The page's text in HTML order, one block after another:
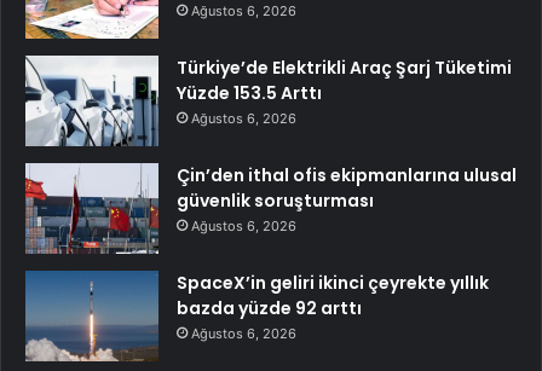
Ağustos 6, 2026
Türkiye’de Elektrikli Araç Şarj Tüketimi
Yüzde 153.5 Arttı
Ağustos 6, 2026
Çin’den ithal ofis ekipmanlarına ulusal
güvenlik soruşturması
Ağustos 6, 2026
SpaceX’in geliri ikinci çeyrekte yıllık
bazda yüzde 92 arttı
Ağustos 6, 2026